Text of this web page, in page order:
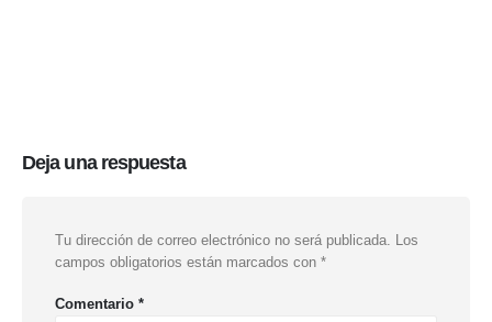
Deja una respuesta
Tu dirección de correo electrónico no será publicada. Los
campos obligatorios están marcados con *
Comentario *